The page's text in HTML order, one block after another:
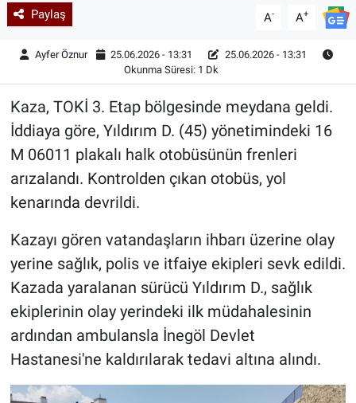
Paylaş A- A+
Ayfer Öznur 25.06.2026 - 13:31
25.06.2026 - 13:31
Okunma Süresi: 1 Dk
Kaza, TOKİ 3. Etap bölgesinde meydana geldi.
İddiaya göre, Yıldırım D. (45) yönetimindeki 16
M 06011 plakalı halk otobüsünün frenleri
arızalandı. Kontrolden çıkan otobüs, yol
kenarında devrildi.
Kazayı gören vatandaşların ihbarı üzerine olay
yerine sağlık, polis ve itfaiye ekipleri sevk edildi.
Kazada yaralanan sürücü Yıldırım D., sağlık
ekiplerinin olay yerindeki ilk müdahalesinin
ardından ambulansla İnegöl Devlet
Hastanesi'ne kaldırılarak tedavi altına alındı.
Astroloji-Rüya